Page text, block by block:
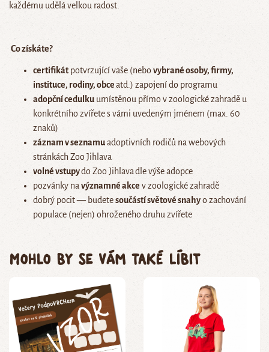
každému udělá velkou radost.
Co získáte?
certifikátpotvrzující vaše (nebo vybrané osoby, firmy,
instituce, rodiny, obceatd.) zapojení do programu
adopční cedulku umístěnou přímo v zoologické zahradě u
konkrétního zvířete s vámi uvedeným jménem (max. 60
znaků)
záznam v seznamuadoptivních rodičů na webových
stránkách Zoo Jihlava
volné vstupydo Zoo Jihlavadle výše adopce
pozvánky na významné akce v zoologické zahradě
dobrý pocit — budetesoučástí světové snahyo zachování
populace (nejen) ohroženého druhu zvířete
Mohlo by se vám také líbit